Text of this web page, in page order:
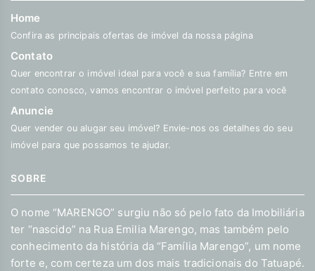
Home
Confira as principais ofertas de imóvel da nossa página
Contato
Quer encontrar o imóvel ideal para você e sua família? Entre em
contato conosco, vamos encontrar o imóvel perfeito para você
Anuncie
Quer vender ou alugar seu imóvel? Envie-nos os detalhes do seu
imóvel para que possamos te ajudar.
SOBRE
O nome “MARENGO” surgiu não só pelo fato da Imobiliária
ter “nascido” na Rua Emilia Marengo, mas também pelo
conhecimento da história da “Família Marengo”, um nome
forte e, com certeza um dos mais tradicionais do Tatuapé.